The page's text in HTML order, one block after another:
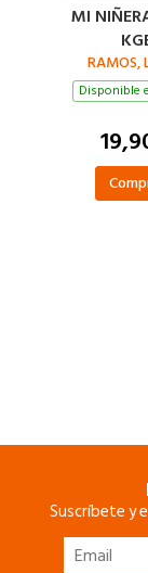
MI
RAMOS,
Disponible
Suscríbete y